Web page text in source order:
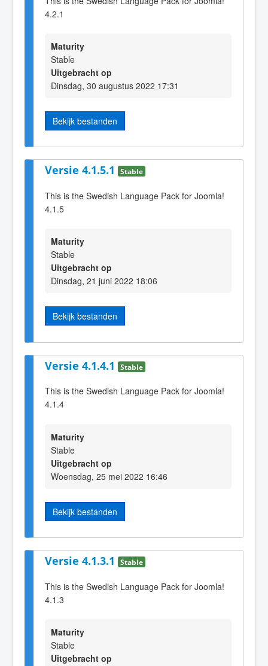
4.2.1
Maturity
Stable
Uitgebracht op
Dinsdag, 30 augustus 2022 17:31
Bekijk bestanden
Versie 4.1.5.1 Stable
This is the Swedish Language Pack for Joomla!
4.1.5
Maturity
Stable
Uitgebracht op
Dinsdag, 21 juni 2022 18:06
Bekijk bestanden
Versie 4.1.4.1 Stable
This is the Swedish Language Pack for Joomla!
4.1.4
Maturity
Stable
Uitgebracht op
Woensdag, 25 mei 2022 16:46
Bekijk bestanden
Versie 4.1.3.1 Stable
This is the Swedish Language Pack for Joomla!
4.1.3
Maturity
Stable
Uitgebracht op